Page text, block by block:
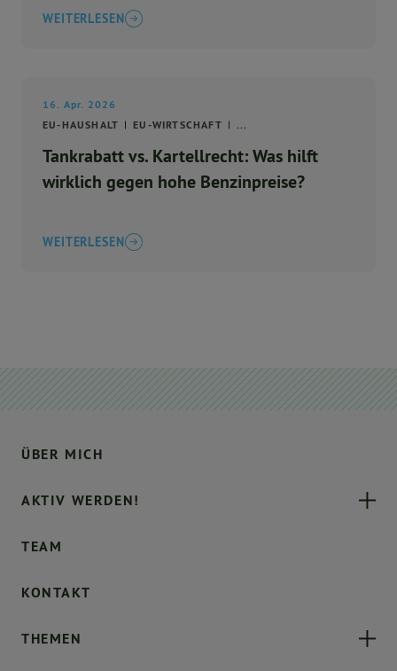
WEITERLESEN
16. Apr. 2026
EU-HAUSHALT
EU-WIRTSCHAFT ...
Tankrabatt vs. Kartellrecht: Was hilft
wirklich gegen hohe Benzinpreise?
WEITERLESEN
ÜBER MICH
AKTIV WERDEN!
TEAM
KONTAKT
THEMEN